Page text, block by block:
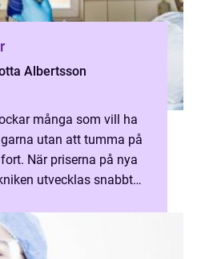
Albertsson
många som vill ha
utan att tumma på
När priserna på nya
utvecklas snabbt